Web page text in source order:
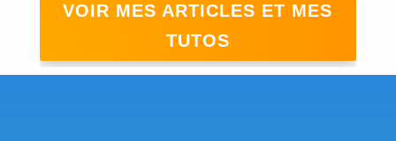
VOIR MES ARTICLES ET MES
TUTOS